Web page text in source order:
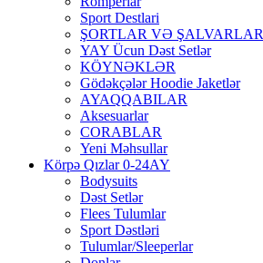
Sport Destlari
ŞORTLAR VƏ ŞALVARLAR
YAY Ücun Dəst Setlər
KÖYNƏKLƏR
Gödəkçələr Hoodie Jaketlər
AYAQQABILAR
Aksesuarlar
CORABLAR
Yeni Məhsullar
Körpə Qızlar 0-24AY
Bodysuits
Dəst Setlər
Flees Tulumlar
Sport Dəstləri
Tulumlar/Sleeperlar